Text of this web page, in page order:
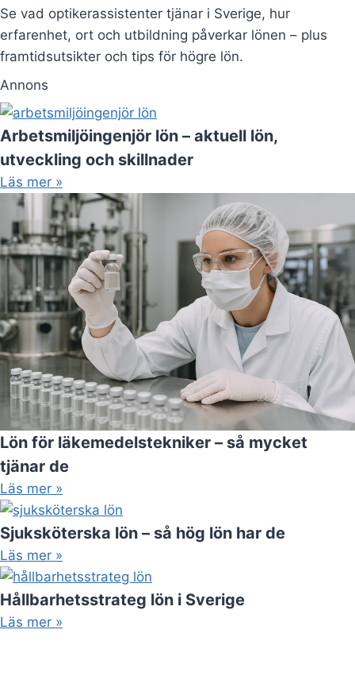
Se vad optikerassistenter tjänar i Sverige, hur
erfarenhet, ort och utbildning påverkar lönen – plus
framtidsutsikter och tips för högre lön.
Annons
Arbetsmiljöingenjör lön – aktuell lön,
utveckling och skillnader
Läs mer »
Lön för läkemedelstekniker – så mycket
tjänar de
Läs mer »
Sjuksköterska lön – så hög lön har de
Läs mer »
Hållbarhetsstrateg lön i Sverige
Läs mer »